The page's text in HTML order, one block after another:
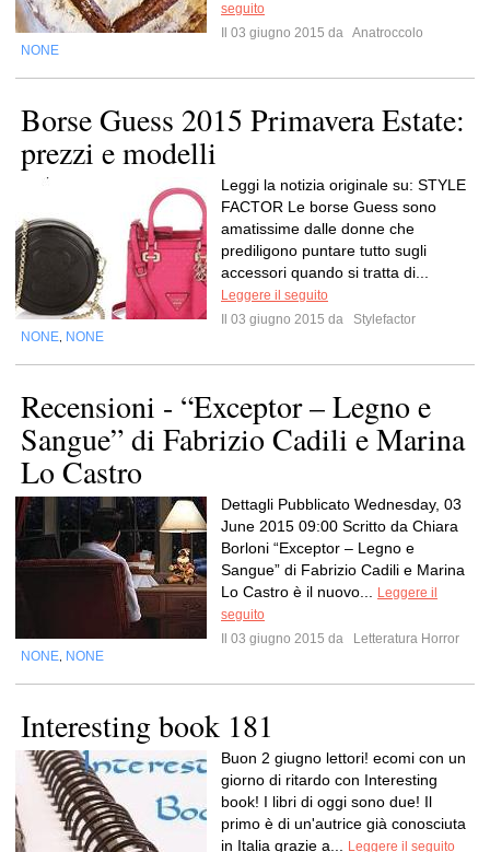
seguito
Il 03 giugno 2015 da Anatroccolo
NONE
Borse Guess 2015 Primavera Estate:
prezzi e modelli
Leggi la notizia originale su: STYLE
FACTOR Le borse Guess sono
amatissime dalle donne che
prediligono puntare tutto sugli
accessori quando si tratta di...
Leggere il seguito
Il 03 giugno 2015 da
Stylefactor
NONE NONE
Recensioni - “Exceptor – Legno e
Sangue” di Fabrizio Cadili e Marina
Lo Castro
Dettagli Pubblicato Wednesday, 03
June 2015 09:00 Scritto da Chiara
Borloni “Exceptor – Legno e
Sangue” di Fabrizio Cadili e Marina
Lo Castro è il nuovo...
Leggere il
seguito
Il 03 giugno 2015 da
Letteratura Horror
NONE NONE
Interesting book 181
Buon 2 giugno lettori! ecomi con un
giorno di ritardo con Interesting
book! I libri di oggi sono due! Il
primo è di un'autrice già conosciuta
in Italia grazie a...
Leggere il seguito